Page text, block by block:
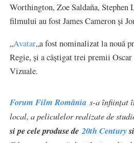
Worthington, Zoe Saldaña,
filmului au fost James Cameron şi
„Avatar„a fost nominalizat la nouă
Regie, şi a câştigat trei premii
Vizuale.
Forum Film România s-a înfiinţat
local, a peliculelor realizate de
si pe cele produse de20th Century